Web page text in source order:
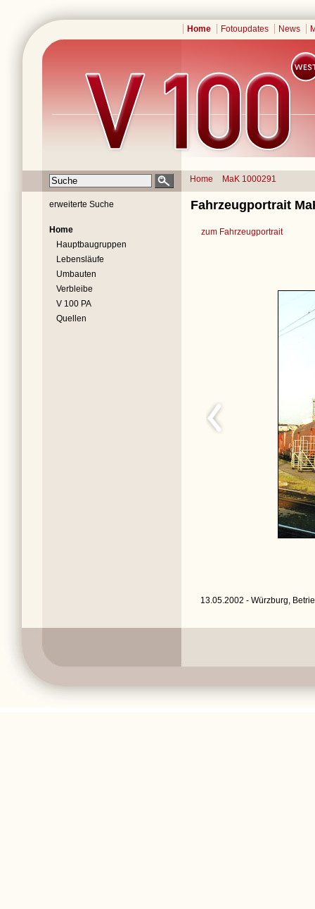
Home Fotoupdates News
Home MaK 1000291
erweiterte Suche
Home
Hauptbaugruppen
Lebensläufe
Umbauten
Verbleibe
V 100 PA
Quellen
Fahrzeugportrait
zum Fahrzeugportrait
13.05.2002 - Würzburg,